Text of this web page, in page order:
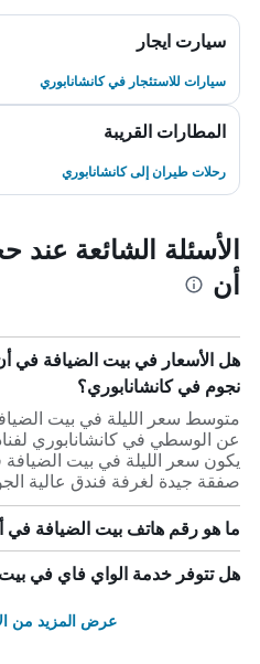
سيارت ايجار
سيارات للاستئجار في كانشانابوري
المطارات القريبة
رحلات طيران إلى كانشانابوري
الأسئلة الشائعة
أن
نجوم في كانشانابوري؟
صفقة جيدة لغرفة فندق عالية
ما هو رقم هاتف بيت الضيافة في
هل تتوفر خدمة الواي فاي في
عرض المزيد من